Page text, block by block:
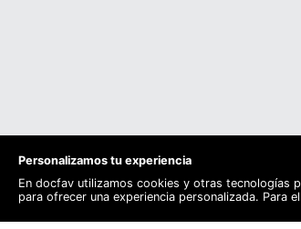
Personalizamos tu experiencia
En docfav utilizamos cookies y otras tecnologías
para ofrecer una experiencia personalizada.